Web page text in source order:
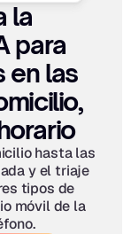
la
para
en las
hasta las
y el triaje
tipos de
móvil de la